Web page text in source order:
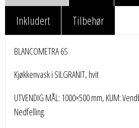
Inkludert
Tilbehør
BLANCOMETRA 6S
Kjøkkenvask i SILGRANIT, hvit
UTVENDIG MÅL: 1000×500 mm, KUM:
Nedfelling.